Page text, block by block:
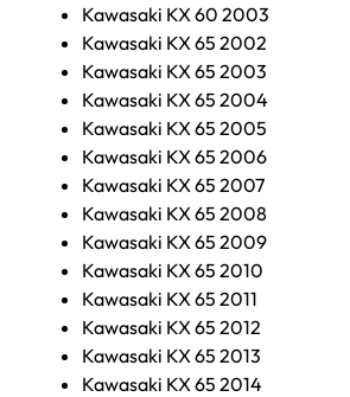
Kawasaki KX 60 2003
Kawasaki KX 65 2002
Kawasaki KX 65 2003
Kawasaki KX 65 2004
Kawasaki KX 65 2005
Kawasaki KX 65 2006
Kawasaki KX 65 2007
Kawasaki KX 65 2008
Kawasaki KX 65 2009
Kawasaki KX 65 2010
Kawasaki KX 65 2011
Kawasaki KX 65 2012
Kawasaki KX 65 2013
Kawasaki KX 65 2014